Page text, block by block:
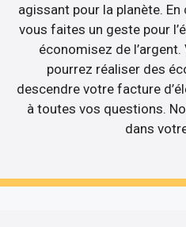
agissant pour la planète.
vous faites un geste pour
économisez de
pourrez réaliser des
descendre votre facture
à toutes vos questions.
dans